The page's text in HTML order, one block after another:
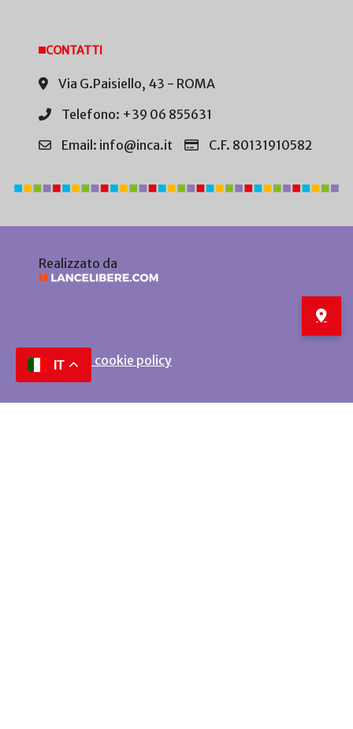
CONTATTI
Via G.Paisiello, 43 - ROMA
Telefono: +39 06 855631
Email: info@inca.it
C.F. 80131910582
Realizzato da
Privacy e cookie policy
IT